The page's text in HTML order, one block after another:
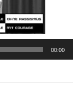
00:00